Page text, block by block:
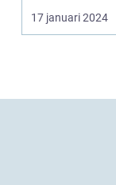
Italien, ett land...
17 januari 2024